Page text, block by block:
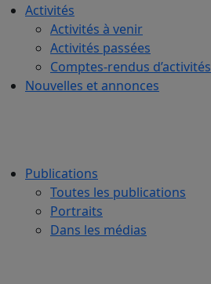
Activités
Activités à venir
Activités passées
Comptes-rendus d’activités
Nouvelles et annonces
Publications
Toutes les publications
Portraits
Dans les médias